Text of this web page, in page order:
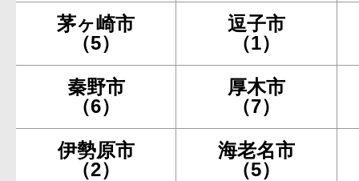
茅ヶ崎市
（5）
逗子市
（1）
秦野市
（6）
厚木市
（7）
伊勢原市
（2）
海老名市
（5）